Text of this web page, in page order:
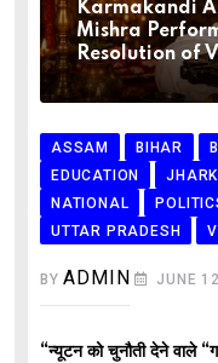
Karmakandi
Mishra
Resolution of
ASSAM BIHAR
EDUCATION
NATIONAL
UTTAR PRADESH
BYADMIN JUNE
“न्यूटन को चुनौती देने वाले